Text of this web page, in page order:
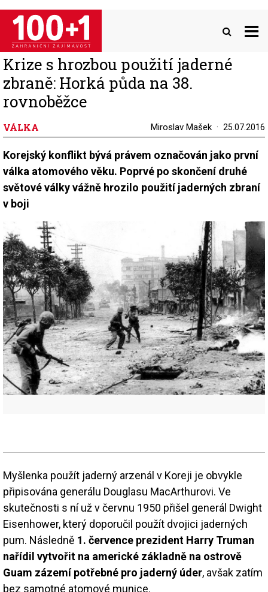
Přejít
hlavnímu
obsahu
Krize s hrozbou použití jaderné
zbraně: Horká půda na 38.
rovnoběžce
VÁLKA Miroslav Mašek 25.07.2016
Korejský konflikt bývá právem označován jako první
válka atomového věku. Poprvé po skončení druhé
světové války vážně hrozilo použití jaderných zbraní
v boji
Myšlenka použít jaderný arzenál v Koreji je obvykle
připisována generálu Douglasu MacArthurovi. Ve
skutečnosti s ní už v červnu 1950 přišel generál Dwight
Eisenhower, který doporučil použít dvojici jaderných
pum. Následně 1. července prezident Harry Truman
nařídil vytvořit na americké základně na ostrově
Guam zázemí potřebné pro jaderný úder, avšak zatím
bez samotné atomové munice.